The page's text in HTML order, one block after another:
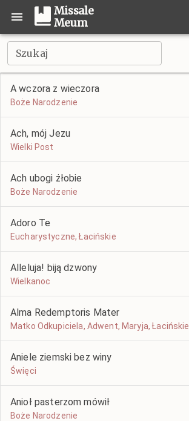
Missale
Meum
Szukaj
A wczora z wieczora
Boże Narodzenie
Ach, mój Jezu
Wielki Post
Ach ubogi żłobie
Boże Narodzenie
Adoro Te
Eucharystyczne, Łacińskie
Alleluja! biją dzwony
Wielkanoc
Alma Redemptoris Mater
Matko Odkupiciela, Adwent, Maryja, Łacińskie
Aniele ziemski bez winy
Święci
Anioł pasterzom mówił
Boże Narodzenie